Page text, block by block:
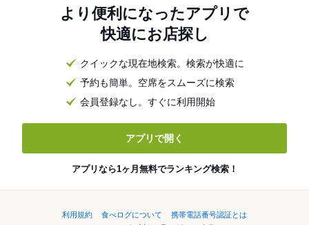
より便利になったアプリで
快適にお店探し
クイックな現在地検索。検索が快適に
予約も簡単。空席をスムーズに検索
会員登録なし。すぐに利用開始
アプリで開く
アプリなら1ヶ月無料でランキング検索！
利用規約 食べログについて
携帯電話番号認証とは